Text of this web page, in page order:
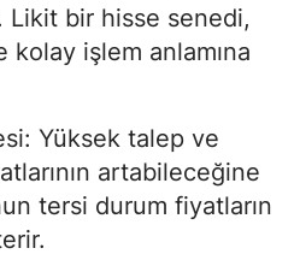
Likit bir hisse senedi,
işlem anlamına
Yüksek talep ve
artabileceğine
tersi durum fiyatların